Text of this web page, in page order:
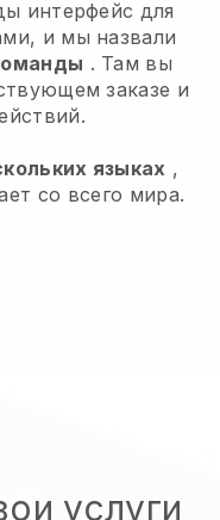
интерфейс для
и мы назвали
. Там вы
заказе и
языках ,
со всего мира.
услуги